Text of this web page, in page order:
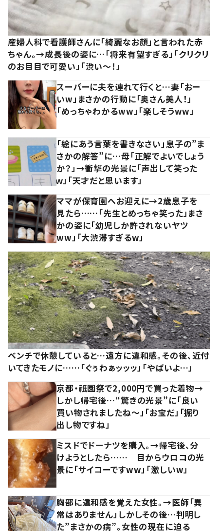
産婦人科で看護師さんに「綺麗なお顔」と言われた赤
ちゃん。→成長後の姿に…「将来有望すぎる」「クリクリ
のお目目で可愛い」「渋い～！」
スーパーに夫を連れて行くと…妻「おー
いw」まさかの行動に「奥さん美人！」
「めっちゃわかるww」「楽しそうww」
「絵にあう言葉を書きなさい」息子の”ま
さかの解答”に…母「正解でよいでしょう
か？」→衝撃の光景に「声出して笑った
ｗ」「天才だと思います」
ママが保育園へお迎えに→2歳息子を
見たら……「先生とめっちゃ笑った」まさ
かの姿に「幼児しか許されないヤツ
ww」「大渋滞すぎるw」
ベンチで休憩していると…遠方に違和感。その後、近付
いてきたモノに……「ぐぅわぁッッッ」「やばいよ…」
京都・祇園祭で2,000円で買った着物→
しかし帰宅後…“驚きの光景”に「良い
買い物されましたね～」「お宝だ」「掘り
出し物ですね」
ミスドでドーナツを購入。→帰宅後、分
けようとしたら…… 目からウロコの光
景に「サイコーですww」「激しいw」
胸部に違和感を覚えた女性。→医師「異
常はありません」しかしその後…判明し
た”まさかの病”。女性の現在に迫る